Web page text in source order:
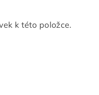
k této položce.